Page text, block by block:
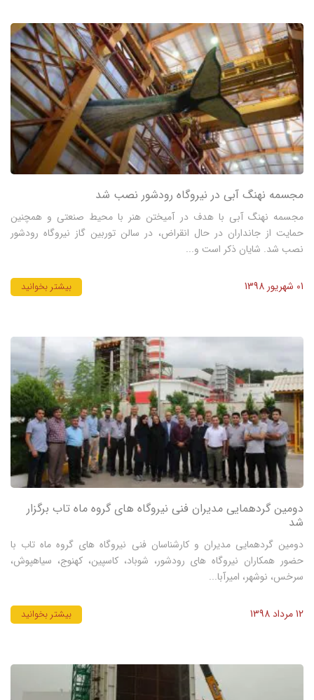
مجسمه نهنگ آبی در نیروگاه رودشور نصب شد
مجسمه نهنگ آبی با هدف در آمیختن هنر با محیط صنعتی و همچنین
حمایت از جانداران در حال انقراض، در سالن توربین گاز نیروگاه رودشور
نصب شد. شایان ذکر است و...
01 شهریور 1398 بیشتر بخوانید
دومین گردهمایی مدیران فنی نیروگاه های گروه ماه تاب برگزار
شد
دومین گردهمایی مدیران و کارشناسان فنی نیروگاه های گروه ماه تاب با
حضور همکاران نیروگاه های رودشور، شوباد، کاسپین، کهنوج، سیاهپوش،
سرخس، نوشهر، امیرآبا...
12 مرداد 1398 بیشتر بخوانید